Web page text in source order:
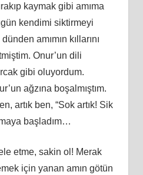
kaymak gibi amıma
kendimi siktirmeyi
amımın kıllarını
Onur’un dili
gibi oluyordum.
ağzına boşalmıştım.
artık ben, “Sok artık! Sik
başladım…
etme, sakin ol! Merak
için yanan amın götün